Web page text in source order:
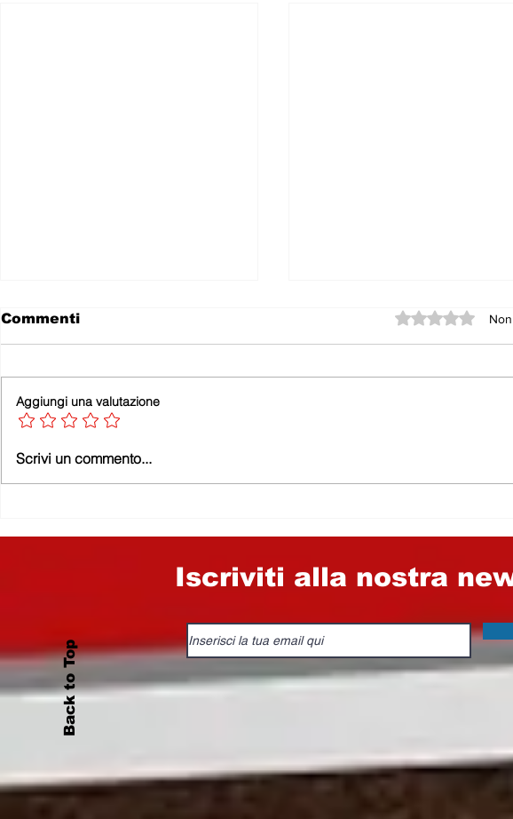
EDITORIALE
PENNA NON HA
Commenti Valutazione 0
Aggiungi una valutazione
Scrivi un commento...
Back to Top
Iscriviti alla nostra